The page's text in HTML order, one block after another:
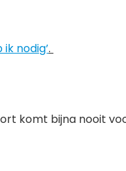
ik nodig’.
komt bijna nooit